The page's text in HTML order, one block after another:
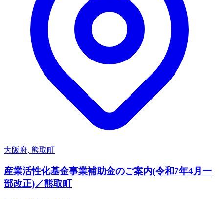
大阪府, 熊取町
産業活性化基金事業補助金のご案内(令和7年4月一
部改正)／熊取町